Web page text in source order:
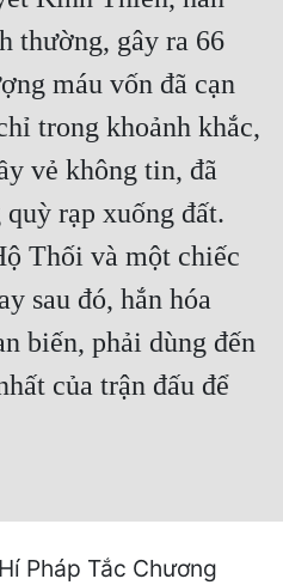
thường, gây ra 66
máu vốn đã cạn
trong khoảnh khắc,
vẻ không tin, đã
rạp xuống đất.
Thối và một chiếc
sau đó, hắn hóa
biến, phải dùng đến
của trận đấu để
Pháp Tắc Chương